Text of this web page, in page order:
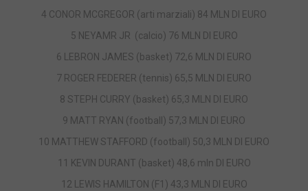
4 CONOR MCGREGOR (arti marziali) 84 MLN DI EURO
5 NEYAMR JR (calcio) 76 MLN DI EURO
6 LEBRON JAMES (basket) 72,6 MLN DI EURO
7 ROGER FEDERER (tennis) 65,5 MLN DI EURO
8 STEPH CURRY (basket) 65,3 MLN DI EURO
9 MATT RYAN (football) 57,3 MLN DI EURO
10 MATTHEW STAFFORD (football) 50,3 MLN DI EURO
11 KEVIN DURANT (basket) 48,6 mln DI EURO
12 LEWIS HAMILTON (F1) 43,3 MLN DI EURO